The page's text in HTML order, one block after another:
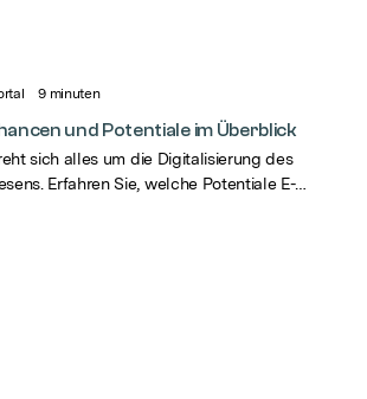
9 minuten
und Potentiale im Überblick
sich alles um die Digitalisierung des
Erfahren Sie, welche Potentiale E-